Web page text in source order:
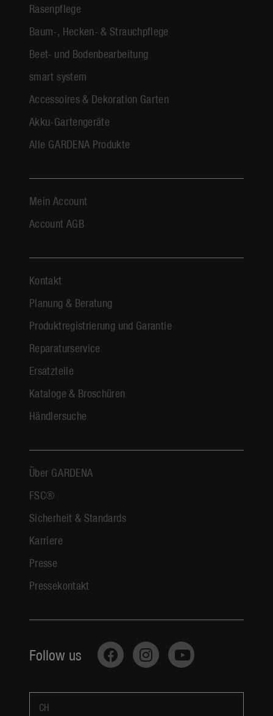
Rasenpflege
Baum-, Hecken- & Strauchpflege
Beet- und Bodenbearbeitung
smart system
Accessoires & Dekoration Garten
Akku-Gartengeräte
Alle GARDENA Produkte
Mein Account
Account AGB
Kontakt
Planung & Beratung
Produktregistrierung und Garantie
Reparaturservice
Ersatzteile
Kataloge & Broschüren
Händlersuche
Über GARDENA
FSC®
Sicherheit & Standards
Karriere
Presse
Pressekontakt
Follow us
CH